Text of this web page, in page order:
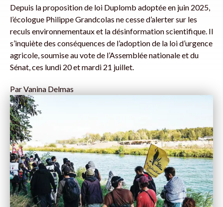
Depuis la proposition de loi Duplomb adoptée en juin 2025,
l’écologue Philippe Grandcolas ne cesse d’alerter sur les
reculs environnementaux et la désinformation scientifique. Il
s’inquiète des conséquences de l’adoption de la loi d’urgence
agricole, soumise au vote de l’Assemblée nationale et du
Sénat, ces lundi 20 et mardi 21 juillet.
ParVanina Delmas